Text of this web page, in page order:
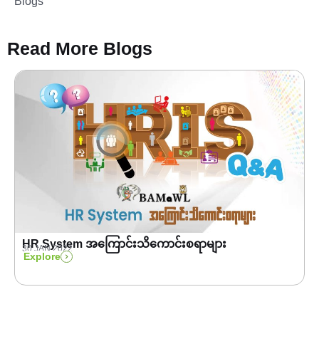
Read More Blogs
HR System အကြောင်းသိကောင်းစရာများ
30 JAN 2022
Explore